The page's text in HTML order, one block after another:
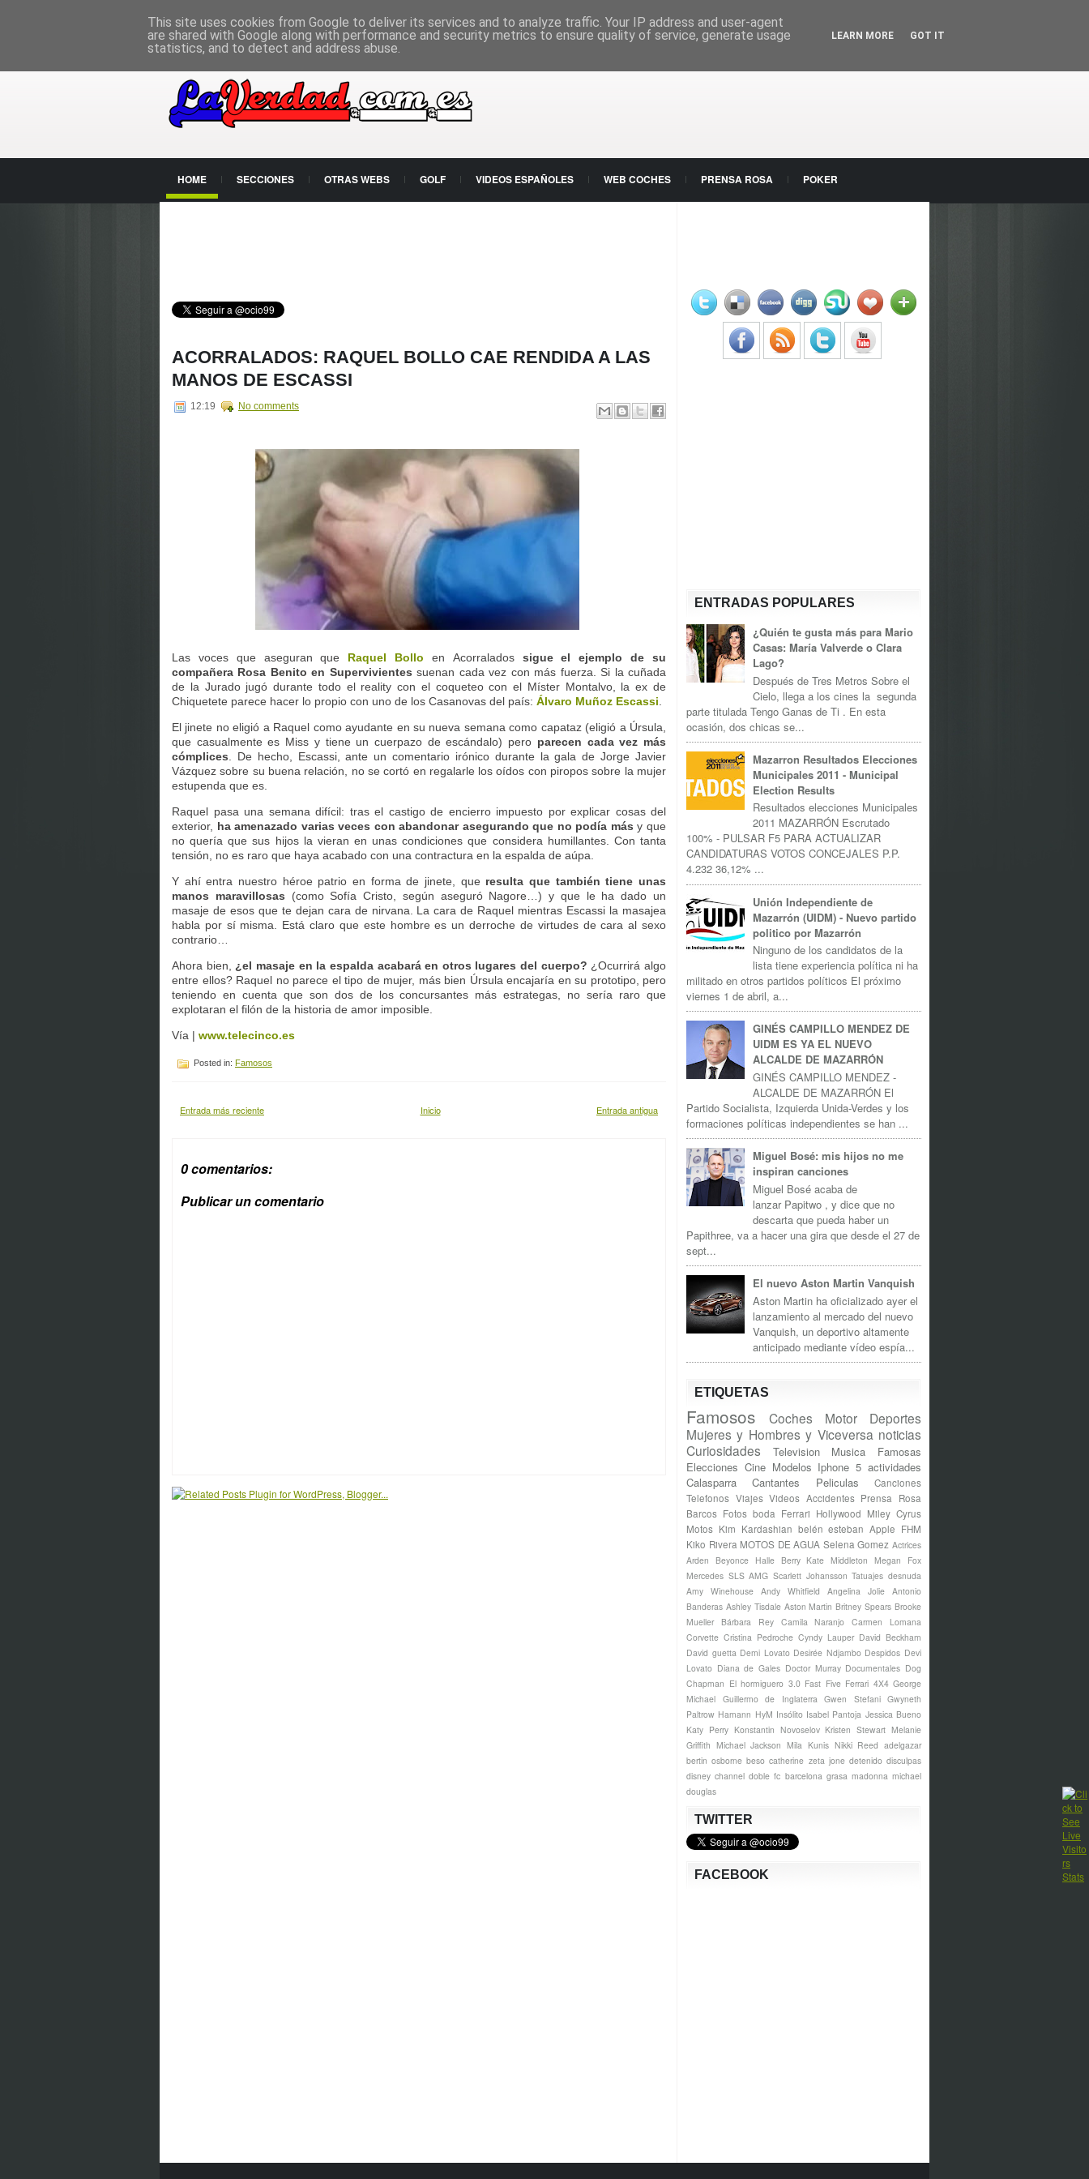
HOME SECCIONES OTRAS WEBS GOLF VIDEOS ESPAÑOLES WEB COCHES PRENSA ROSA POKER
ACORRALADOS: RAQUEL BOLLO CAE RENDIDA A LAS
MANOS DE ESCASSI
12:19 No comments
Las voces que aseguran que Raquel Bollo en Acorralados sigue el ejemplo de su
compañera Rosa Benito en Supervivientessuenan cada vez con más fuerza. Si la cuñada
de la Jurado jugó durante todo el reality con el coqueteo con el Míster Montalvo, la ex de
Chiquetete parece hacer lo propio con uno de los Casanovas del país: Álvaro Muñoz Escassi
El jinete no eligió a Raquel como ayudante en su nueva semana como capataz (eligió a Úrsula,
que casualmente es Miss y tiene un cuerpazo de escándalo) pero parecen cada vez más
cómplices . De hecho, Escassi, ante un comentario irónico durante la gala de Jorge Javier
Vázquez sobre su buena relación, no se cortó en regalarle los oídos con piropos sobre la mujer
estupenda que es.
Raquel pasa una semana difícil: tras el castigo de encierro impuesto por explicar cosas del
exterior, ha amenazado varias veces con abandonar asegurando que no podía másy que
no quería que sus hijos la vieran en unas condiciones que considera humillantes. Con tanta
tensión, no es raro que haya acabado con una contractura en la espalda de aúpa.
Y ahí entra nuestro héroe patrio en forma de jinete, que resulta que también tiene unas
manos maravillosas (como Sofía Cristo, según aseguró Nagore…) y que le ha dado un
masaje de esos que te dejan cara de nirvana. La cara de Raquel mientras Escassi la masajea
habla por sí misma. Está claro que este hombre es un derroche de virtudes de cara al sexo
contrario…
Ahora bien,
¿el masaje en la espalda acabará en otros lugares del cuerpo? ¿Ocurrirá algo
entre ellos? Raquel no parece el tipo de mujer, más bien Úrsula encajaría en su prototipo, pero
teniendo en cuenta que son dos de los concursantes más estrategas, no sería raro que
explotaran el filón de la historia de amor imposible.
Vía | www.telecinco.es
Posted in: Famosos
Entrada más reciente Entrada antigua
Inicio
0 comentarios:
Publicar un comentario
ENTRADAS POPULARES
¿Quién te gusta más para Mario
Casas: María Valverde o Clara
Lago?
Después de Tres Metros Sobre el
Cielo, llega a los cines la segunda
parte titulada Tengo Ganas de Ti . En esta
ocasión, dos chicas se...
Mazarron Resultados Elecciones
Municipales 2011 - Municipal
Election Results
Resultados elecciones Municipales
2011 MAZARRÓN Escrutado
100% - PULSAR F5 PARA ACTUALIZAR
CANDIDATURAS VOTOS CONCEJALES P.P.
4.232 36,12% ...
Unión Independiente de
Mazarrón (UIDM) - Nuevo partido
politico por Mazarrón
Ninguno de los candidatos de la
lista tiene experiencia política ni ha
militado en otros partidos políticos El próximo
viernes 1 de abril, a...
GINÉS CAMPILLO MENDEZ DE
UIDM ES YA EL NUEVO
ALCALDE DE MAZARRÓN
GINÉS CAMPILLO MENDEZ -
ALCALDE DE MAZARRÓN El
Partido Socialista, Izquierda Unida-Verdes y los
formaciones políticas independientes se han ...
Miguel Bosé: mis hijos no me
inspiran canciones
Miguel Bosé acaba de
lanzar Papitwo , y dice que no
descarta que pueda haber un
Papithree, va a hacer una gira que desde el 27 de
sept...
El nuevo Aston Martin Vanquish
Aston Martin ha oficializado ayer el
lanzamiento al mercado del nuevo
Vanquish, un deportivo altamente
anticipado mediante vídeo espía...
ETIQUETAS
Famosos Coches Motor
Deportes
Mujeres y Hombres y Viceversa noticias
Curiosidades
Television Musica
Famosas
Elecciones Cine Modelos Iphone 5 actividades
Calasparra
Cantantes Peliculas
Canciones
Telefonos Viajes Videos Accidentes Prensa Rosa
Barcos Fotos boda Ferrari Hollywood Miley Cyrus
Motos Kim Kardashian belén esteban Apple FHM
Kiko Rivera MOTOS DE AGUA Selena Gomez Actrices
Arden
Beyonce Halle Berry Kate Middleton
Megan Fox
Mercedes SLS AMG Scarlett Johansson Tatuajes desnuda
Amy Winehouse Andy Whitfield Angelina Jolie Antonio
Banderas Ashley Tisdale Aston Martin Britney Spears Brooke
Mueller
Bárbara Rey Camila Naranjo
Carmen Lomana
Corvette Cristina Pedroche Cyndy Lauper David Beckham
David guetta Demi Lovato Desirée Ndjambo Despidos Devi
Lovato Diana de Gales Doctor Murray Documentales Dog
Chapman El hormiguero 3.0 Fast Five Ferrari 4X4 George
Michael Guillermo de Inglaterra Gwen Stefani Gwyneth
Paltrow Hamann HyM Insólito Isabel Pantoja Jessica Bueno
Katy Perry Konstantin Novoselov Kristen Stewart Melanie
Griffith Michael Jackson Mila Kunis Nikki Reed adelgazar
bertin osborne beso catherine zeta jone detenido disculpas
disney channel doble fc barcelona grasa madonna michael
douglas
TWITTER
FACEBOOK
This site uses cookies from Google to deliver its services and to analyze traffic. Your IP address and user-agent
are shared with Google along with performance and security metrics to ensure quality of service, generate usage
statistics, and to detect and address abuse.
LEARN MORE GOT IT